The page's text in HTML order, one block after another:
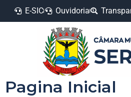
E-SIC Ouvidoria
Pagina Inicial